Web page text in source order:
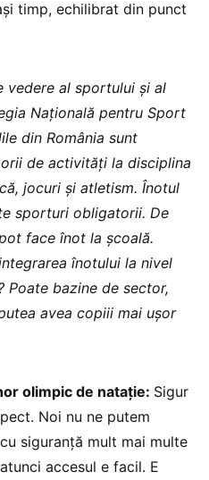
timp, echilibrat din punct
vedere al sportului și al
Națională pentru Sport
din România sunt
de activități la disciplina
jocuri și atletism. Înotul
sporturi obligatorii. De
face înot la școală.
înotului la nivel
Poate bazine de sector,
avea copiii mai ușor
olimpic de natație: Sigur
Noi nu ne putem
siguranță mult mai multe
accesul e facil. E